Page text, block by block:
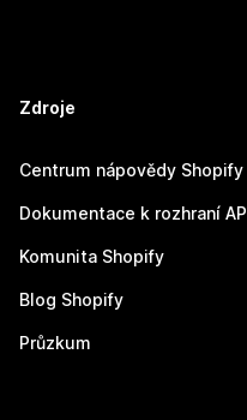
Zdroje
Centrum nápovědy Shopify
Dokumentace k rozhraní API
Komunita Shopify
Blog Shopify
Průzkum